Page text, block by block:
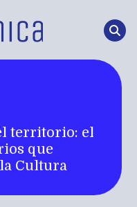
territorio: el
que
Cultura